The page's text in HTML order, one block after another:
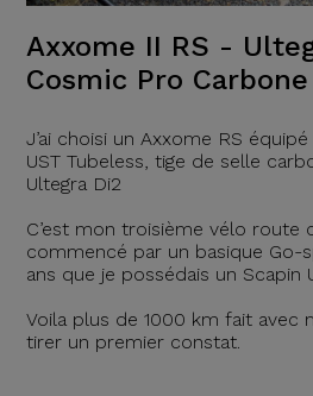
Axxome II RS -
Cosmic Pro
J’ai choisi un Axxome RS
UST Tubeless, tige de selle
Ultegra Di2
C’est mon troisième vélo route
commencé par un basique Go-
ans que je possédais un Scapin
Voila plus de 1000 km fait avec
tirer un premier constat.